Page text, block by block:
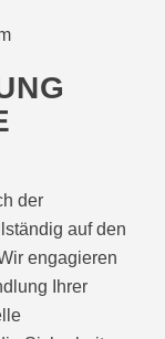
der
auf den
engagieren
Ihrer